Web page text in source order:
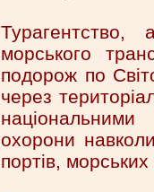
Турагентство,
морського
подорож по
через
охорони
портів,